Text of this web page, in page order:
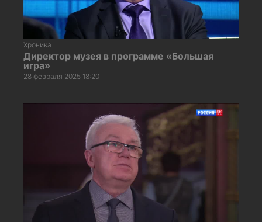
Хроника
Директор музея в программе «Большая
игра»
28 февраля 2025 18:20